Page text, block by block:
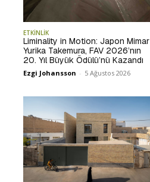
ETKİNLİK
Liminality in Motion: Japon Mimar
Yurika Takemura, FAV 2026’nın
20. Yıl Büyük Ödülü’nü Kazandı
Ezgi Johansson - 5 Ağustos 2026